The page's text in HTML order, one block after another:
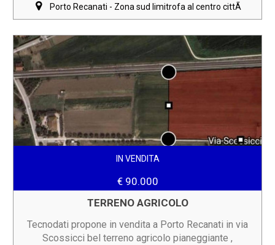
Porto Recanati - Zona sud limitrofa al centro cittÃ
IN VENDITA
€ 90.000
TERRENO AGRICOLO
Tecnodati propone in vendita a Porto Recanati in via
Scossicci bel terreno agricolo pianeggiante ,